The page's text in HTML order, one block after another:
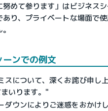
努めて参ります」はビジネス
あり、プライベートな場面で
ンでの例文
スについて、深くお詫び申し
いります。"
ダウンによりご迷惑をおかけ